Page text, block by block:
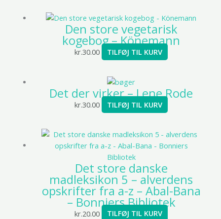
Den store vegetarisk
kogebog – Könemann
kr.30.00 TILFØJ TIL KURV
Det der virker – Lene Rode
kr.30.00 TILFØJ TIL KURV
Det store danske
madleksikon 5 – alverdens
opskrifter fra a-z – Abal-Bana
– Bonniers Bibliotek
kr.20.00 TILFØJ TIL KURV